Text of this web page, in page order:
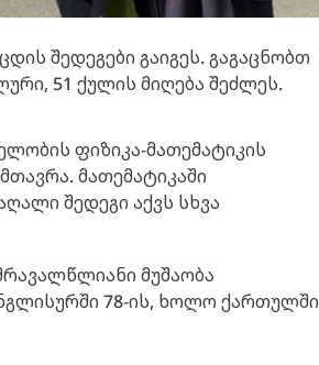
შედეგები გაიგეს. გაგაცნობთ
51 ქულის მიღება შეძლეს.
ფიზიკა-მათემატიკის
მათემატიკაში
შედეგი აქვს სხვა
მუშაობა
78-ის, ხოლო ქართულში